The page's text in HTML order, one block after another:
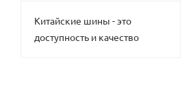
Китайские шины - это
доступность и качество